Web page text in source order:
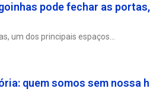
pode fechar as
um dos principais espaços
quem somos sem nossa